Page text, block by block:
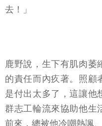
去！」
鹿野說，生下有肌肉萎
的責任而內疚著。照顧
是付出太多了，這讓他
群志工輪流來協助他生
前來，總被他冷嘲熱諷